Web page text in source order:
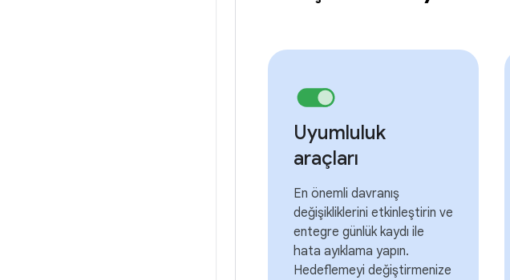
Uyumluluk
araçları
En önemli davranış
değişikliklerini etkinleştirin ve
entegre günlük kaydı ile
hata ayıklama yapın.
Hedeflemeyi değiştirmenize